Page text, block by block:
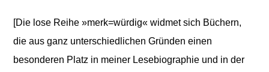
[Die lose Reihe »merk=würdig« widmet sich Büchern,
die aus ganz unterschiedlichen Gründen einen
besonderen Platz in meiner Lesebiographie und in der